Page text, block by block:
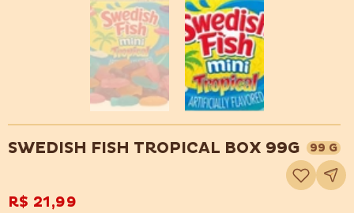
SWEDISH FISH TROPICAL BOX 99G 99 G
Adicionar
à
lista
R$ 21,99